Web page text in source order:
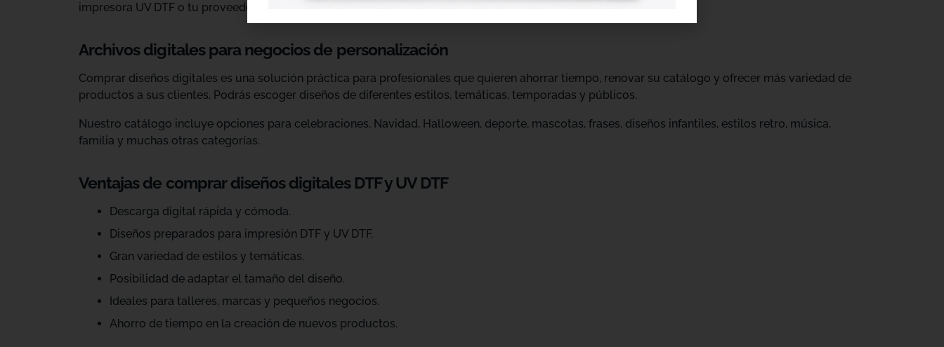
impresora UV DTF o tu proveedor habitual de impresión.
Archivos digitales para negocios de personalización
Comprar diseños digitales es una solución práctica para profesionales que quieren ahorrar tiempo, renovar su catálogo y ofrecer más variedad de
productos a sus clientes. Podrás escoger diseños de diferentes estilos, temáticas, temporadas y públicos.
Nuestro catálogo incluye opciones para celebraciones, Navidad, Halloween, deporte, mascotas, frases, diseños infantiles, estilos retro, música,
familia y muchas otras categorías.
Ventajas de comprar diseños digitales DTF y UV DTF
Descarga digital rápida y cómoda.
Diseños preparados para impresión DTF y UV DTF.
Gran variedad de estilos y temáticas.
Posibilidad de adaptar el tamaño del diseño.
Ideales para talleres, marcas y pequeños negocios.
Ahorro de tiempo en la creación de nuevos productos.